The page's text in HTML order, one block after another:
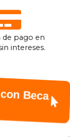
de pago en
intereses.
Beca